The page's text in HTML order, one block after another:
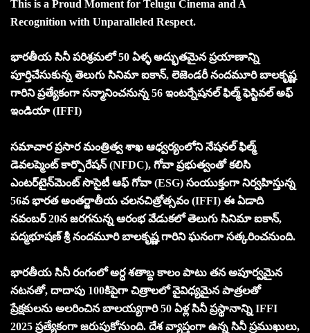
This is a Proud Moment for Telugu Cinema and A
Recognition with Unparalleled Respect.
భారతీయ సినీ పరిశ్రమలో 50 ఏళ్ళ అద్భుతమైన ప్రయాణాన్ని
పూర్తిచేసుకున్న తెలుగు సినిమా ఐకాన్, లెజెండరీ నందమూరి బాలకృష్ణ
గారిని ప్రత్యేకంగా సన్మానించనున్న 56 ఇంటర్నేషనల్ ఫిల్మ్ ఫెస్టివల్ అఫ్
ఇండియా (IFFI)
సమాచార ప్రసార మంత్రిత్వ శాఖ ఆధ్వర్యంలోని నేషనల్ ఫిల్మ్
డెవలప్మెంట్ కార్పొరేషన్ (NFDC), గోవా ప్రభుత్వంతో కలిసి
ఎంటర్‌టైన్‌మెంట్ సొసైటీ ఆఫ్ గోవా (ESG) సంయుక్తంగా నిర్వహిస్తున్న
56వ భారత అంతర్జాతీయ చలనచిత్రోత్సవం (IFFI) ఈ ఏడాది
నవంబర్ 20న జరగనున్న ఆరంభ వేడుకలో తెలుగు సినిమా ఐకాన్,
పద్మభూషణ్ శ్రీ నందమూరి బాలకృష్ణ గారిని ఘనంగా సత్కరించనుంది.
భారతీయ సినీ రంగంలో అర్ధ శతాబ్ద కాలం పాటు తన అపూర్వమైన
నటనతో, దాదాపు 100కిపైగా చిత్రాలలో వైవిధ్యమైన పాత్రలతో
ప్రేక్షకులను అలరించిన బాలయ్యగారి 50 ఏళ్ల సినీ ప్రస్థానాన్ని IFFI
2025 ప్రత్యేకంగా జరుపుకోనుంది. దేశ వ్యాప్తంగా ఉన్న సినీ ప్రముఖులు,